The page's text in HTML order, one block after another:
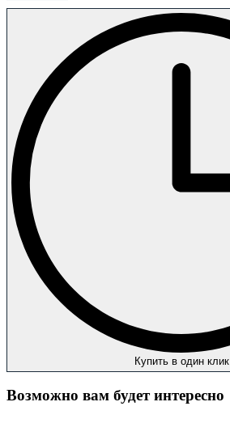
Купить в один клик
Возможно вам будет интересно